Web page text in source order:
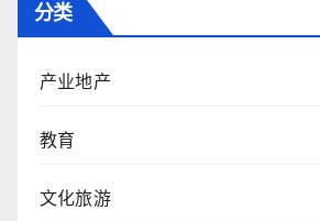
分类
产业地产
教育
文化旅游